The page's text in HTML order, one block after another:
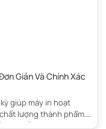
Giản Và Chính Xác
giúp máy in hoạt
lượng thành phẩm.
chi tiết cách calib lại